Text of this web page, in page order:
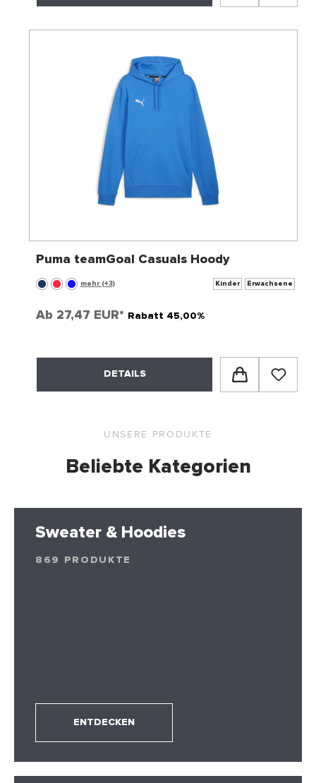
Puma teamGoal Casuals Hoody
mehr (+3) Kinder Erwachsene
Ab 27,47 EUR* Rabatt 45,00%
DETAILS
UNSERE PRODUKTE
Beliebte Kategorien
Sweater & Hoodies
869 PRODUKTE
ENTDECKEN